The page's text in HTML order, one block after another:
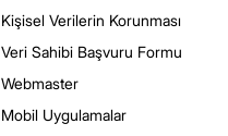
Kişisel Verilerin Korunması
Veri Sahibi Başvuru Formu
Webmaster
Mobil Uygulamalar